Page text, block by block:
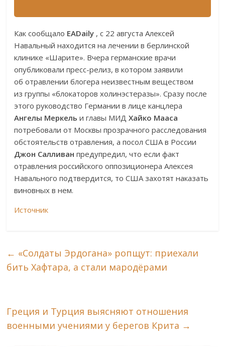
Как сообщало EADaily , с 22 августа Алексей
Навальный находится на лечении в берлинской
клинике «Шарите». Вчера германские врачи
опубликовали пресс-релиз, в котором заявили
об отравлении блогера неизвестным веществом
из группы «блокаторов холинэстеразы». Сразу после
этого руководство Германии в лице канцлера
Ангелы Меркельи главы МИДХайко Мааса
потребовали от Москвы прозрачного расследования
обстоятельств отравления, а посол США в России
Джон Салливан предупредил, что если факт
отравления российского оппозиционера Алексея
Навального подтвердится, то США захотят наказать
виновных в нем.
Источник
← «Солдаты Эрдогана» ропщут: приехали
бить Хафтара, а стали мародёрами
Греция и Турция выясняют отношения
военными учениями у берегов Крита →